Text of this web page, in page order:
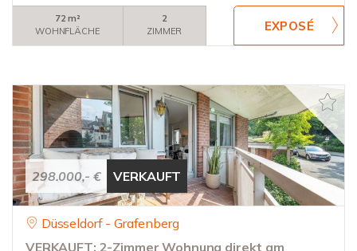
72 m²
WOHNFLÄCHE
2
ZIMMER
298.000,- € VERKAUFT
Düsseldorf - Grafenberg
VERKAUFT: 2-Zimmer Wohnung direkt am